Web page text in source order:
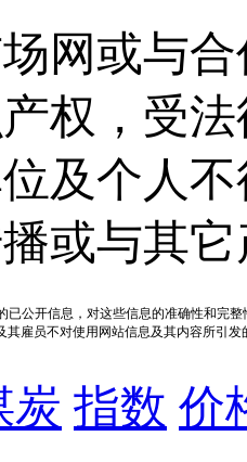
网或与
权，受
及个人
或与其
已公开信息，对这些信息的准确性和完
其雇员不对使用网站信息及其内容所引
炭 指数 价